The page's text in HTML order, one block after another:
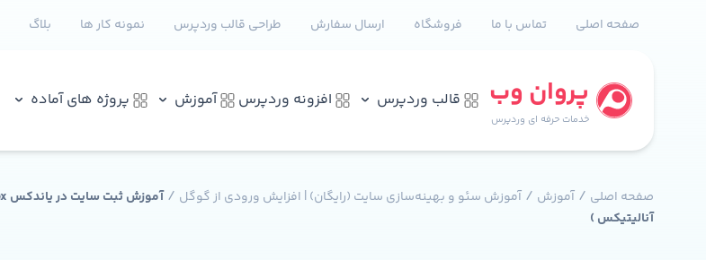
صفحه اصلی تماس با ما فروشگاه ارسال سفارش طراحی قالب وردپرس نمونه کار ها بلاگ
پروان وب
خدمات حرفه ای وردپرس
قالب وردپرس افزونه وردپرس آموزش پروژه های آماده
صفحه اصلی / آموزش / آموزش سئو و بهینه‌سازی سایت (رایگان) | افزایش ورودی از گوگل /
آنالیتیکس )